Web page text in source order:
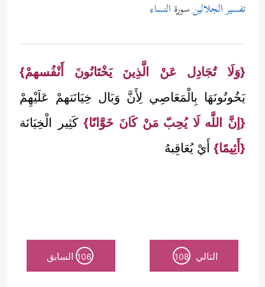
تفسير الجلالينسورة النساء
{وَلَا تُجَادِل عَنْ الَّذِينَ يَخْتَانُونَ أَنْفُسهمْ}
يَخُونُونَهَا بِالْمَعَاصِي لِأَنَّ وَبَال خِيَانَتهمْ عَلَيْهِمْ
{إنَّ اللَّه لَا يُحِبّ مَنْ كَانَ خَوَّانًا}كَثِير الْخِيَانَة
{أَثِيمًا} أَيْ يُعَاقِبهُ
التالي 108
106 السابق